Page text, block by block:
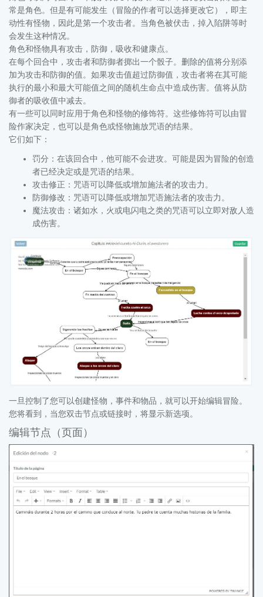
常是角色。但是有可能发生（冒险的作者可以选择更改它），即主
动性有怪物，因此是第一个攻击者。当角色被伏击，掉入陷阱等时
会发生这种情况。
角色和怪物具有攻击，防御，吸收和健康点。
在每个回合中，攻击者和防御者掷出一个骰子。删除的值将分别添
加为攻击和防御的值。如果攻击值超过防御值，攻击者将在其可能
执行的最小和最大可能值之间的随机生命点中造成伤害。值将从防
御者的吸收值中减去。
有一些可以同时应用于角色和怪物的修饰符。这些修饰符可以由冒
险作家决定，也可以是角色或怪物施放咒语的结果。
它们如下：
罚分：在该回合中，他可能不会进攻。可能是因为冒险的创造
者已经决定或是咒语的结果。
攻击修正：咒语可以降低或增加施法者的攻击力。
防御修改：咒语可以降低或增加咒语施法者的攻击力。
魔法攻击：诸如水，火或电闪电之类的咒语可以立即对敌人造
成伤害。
一旦控制了您可以创建怪物，事件和物品，就可以开始编辑冒险。
您将看到，当您双击节点或链接时，将显示新选项。
编辑节点（页面）